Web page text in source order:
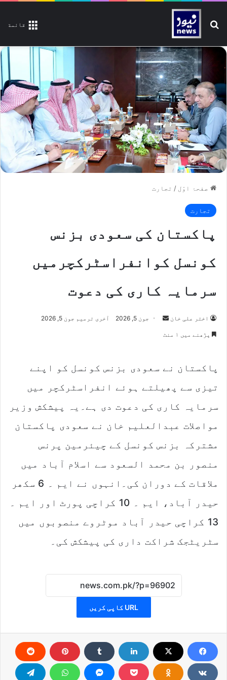
قائمة تلاش کیجیے
صفحۂ اوّل / تجارت
تجارت
پاکستان کی سعودی بزنس
کونسل کوانفراسٹرکچرمیں
سرمایہ کاری کی دعوت
اختر علی خان
Send جون 5, 2026 آخری ترمیم جون 5, 2026
پڑھنے میں ۱ منٹ
پاکستان نے سعودی بزنس کونسل کو اپنے
تیزی سے پھیلتے ہوئے انفراسٹرکچر میں
سرمایہ کاری کی دعوت دی ہے۔یہ پیشکش وزیر
مواصلات عبدالعلیم خان نے سعودی پاکستان
مشترکہ بزنس کونسل کے چیئرمین پرنس
منصور بن محمد السعود سے اسلام آباد میں
ملاقات کے دوران کی۔انہوں نے ایم ۔ 6 سکھر
حیدر آباد، ایم ۔ 10 کراچی پورٹ اور ایم ۔
13 کراچی حیدر آباد موٹروے منصوبوں میں
سٹریٹجک شراکت داری کی پیشکش کی۔
URL کاپی کریں